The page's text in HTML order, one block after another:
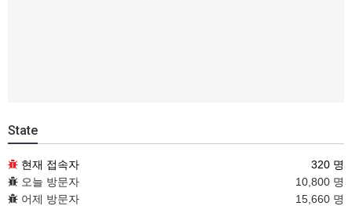
State
현재 접속자
320 명
오늘 방문자
10,800 명
어제 방문자
15,660 명